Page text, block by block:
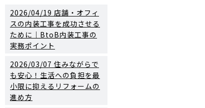
2026/04/19 店舗・オフィ
スの内装工事を成功させる
ために｜BtoB内装工事の
実務ポイント
2026/03/07 住みながらで
も安心！生活への負担を最
小限に抑えるリフォームの
進め方